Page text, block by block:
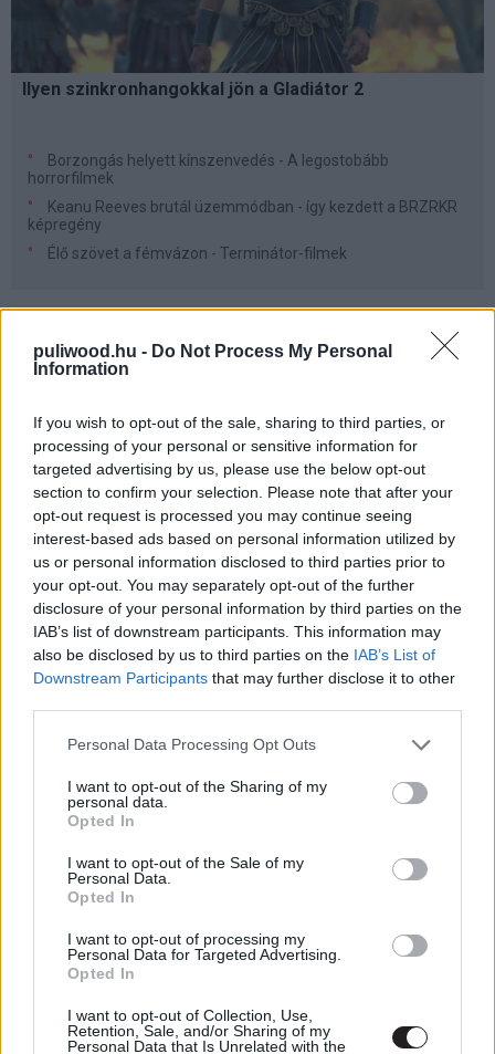
puliwood.hu - Do Not Process My Personal
Information
If you wish to opt-out of the sale, sharing to third parties, or
processing of your personal or sensitive information for
targeted advertising by us, please use the below opt-out
section to confirm your selection. Please note that after your
opt-out request is processed you may continue seeing
interest-based ads based on personal information utilized by
us or personal information disclosed to third parties prior to
your opt-out. You may separately opt-out of the further
disclosure of your personal information by third parties on the
IAB’s list of downstream participants. This information may
also be disclosed by us to third parties on the IAB’s List of
Downstream Participants that may further disclose it to other
Please note that this website/app uses one or more Google
not limited to your visit or usage behaviour. You may click to
grant or deny consent to Google and its third-party tags to
use your data for below specified purposes in below Google
consent section.
Personal Data Processing Opt Outs
I want to opt-out of the Sharing of my
personal data.
Opted In
I want to opt-out of the Sale of my
Personal Data.
Opted In
I want to opt-out of processing my
Personal Data for Targeted Advertising.
Opted In
I want to opt-out of Collection, Use,
Retention, Sale, and/or Sharing of my
Personal Data that Is Unrelated with the
Ilyen szinkronhangokkal jön a Gladiátor 2
Borzongás helyett kínszenvedés - A legostobább
horrorfilmek
Keanu Reeves brutál üzemmódban - így kezdett a BRZRKR
képregény
Élő szövet a fémvázon - Terminátor-filmek
Sorozatkritika: Uzumaki
megmagyarázhatta volna
Pókember új filmjének
gsplus.hu | ma 09:05
Game-sorozatát